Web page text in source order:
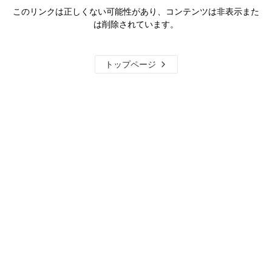
このリンクは正しくない可能性があり、コンテンツは非表示また
は削除されています。
トップページ